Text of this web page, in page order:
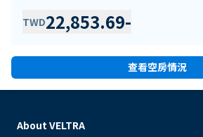
TWD22,853.69-
查看空房情況
About VELTRA